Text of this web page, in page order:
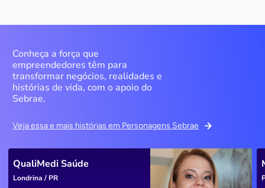
Conheça a força que
empreendedores têm para
transformar negócios, realidades e
histórias de vida, com o apoio do
Sebrae.
Veja essa e mais histórias em Personagens Sebrae
QualiMedi Saúde
Londrina / PR